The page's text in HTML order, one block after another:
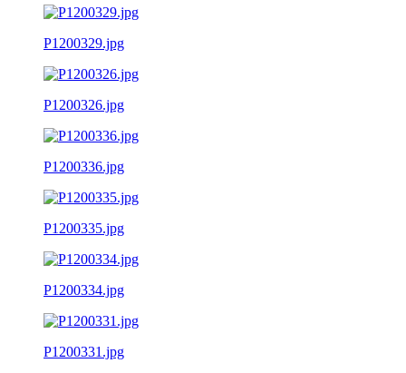
P1200329.jpg
P1200326.jpg
P1200336.jpg
P1200335.jpg
P1200334.jpg
P1200331.jpg